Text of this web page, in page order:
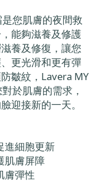
您肌膚的夜間救
能夠滋養及修護
養及修復，讓您
更光滑和更有彈
皺紋，Lavera MY
於肌膚的需求，
迎接新的一天。
進細胞更新
肌膚屏障
膚彈性